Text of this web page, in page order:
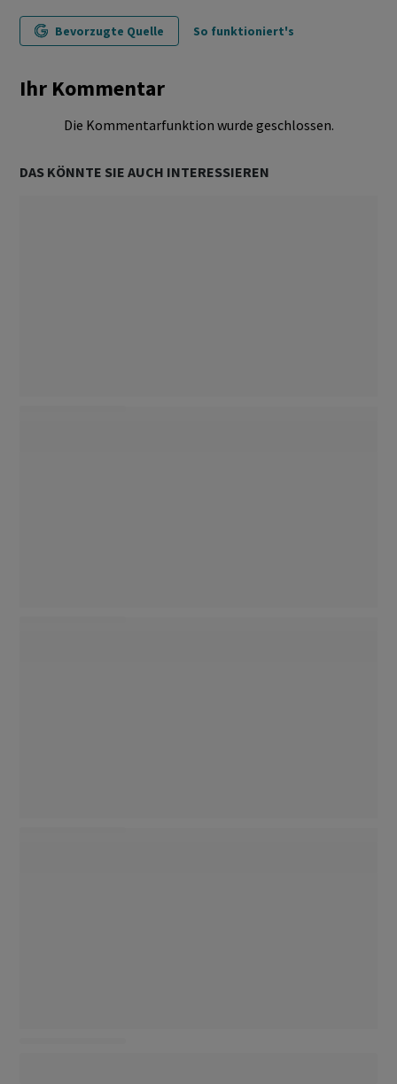
Bevorzugte Quelle So funktioniert's
Ihr Kommentar
Die Kommentarfunktion wurde geschlossen.
DAS KÖNNTE SIE AUCH INTERESSIEREN